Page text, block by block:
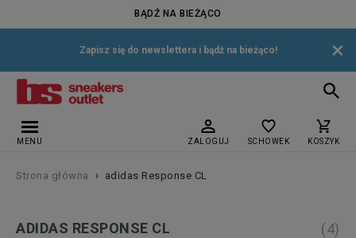
BĄDŹ NA BIEŻĄCO
Zapisz się do newslettera i bądź na bieżąco! ×
MENU ZALOGUJ SCHOWEK KOSZYK
Strona główna › adidas Response CL
ADIDAS RESPONSE CL (4)